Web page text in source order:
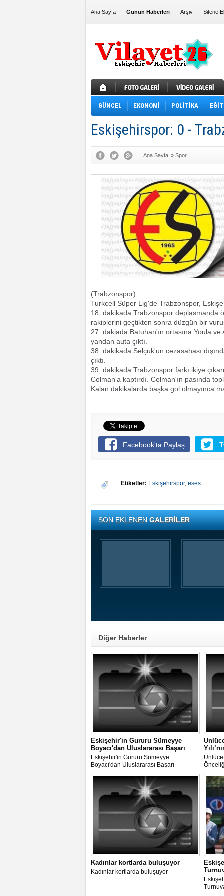
Ana Sayfa Günün Haberleri Arşiv Sitene
GÜNCEL EKONOMİ POLİTİKA
Eskişehirspor: 0 -
Ana Sayfa » Spor
(Trabzonspor)
Turkcell Süper Lig'de Trabzonspor,
18. dakikada Trabzonspor deplasmanda
rakiplerini geçtikten sonra düzgün bir
27. dakiada Batuhan'ın ortasına Youla
yandan auta çıktı.
38. dakikada Selçuk'un cezasahası
çıktı.
39. dakikada Trabzonspor farkı ikiye
Colman'a kaptırdı. Colman'ın pasında
Kalan dakikalarda başka gol olmayınca
Facebook'ta Paylaş
Etiketler: Eskişehirspor, eses
SON EKLENENGALERİLER
Diğer Haberler
Eskişehir'in Gururu Sümeyye
Boyacı'dan Uluslararası Başarı
Eskişehir'in Gururu Sümeyye
Boyacı'dan Uluslararası Başarı
Kadınlar kortlarda buluşuyor
Kadınlar kortlarda buluşuyor